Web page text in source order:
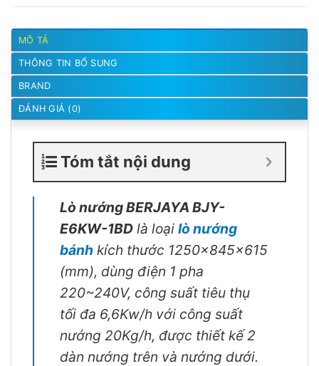
MÔ TẢ
THÔNG TIN BỔ SUNG
BRAND
ĐÁNH GIÁ (0)
Tóm tắt nội dung
Lò nướng BERJAYA BJY-
E6KW-1BD là loại lò nướng
bánh kích thước 1250x845x615
(mm), dùng điện 1 pha
220~240V, công suất tiêu thụ
tối đa 6,6Kw/h với công suất
nướng 20Kg/h, được thiết kế 2
dàn nướng trên và nướng dưới.